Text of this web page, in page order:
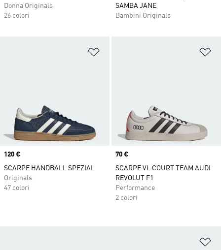
Donna Originals
26 colori
SAMBA JANE
Bambini Originals
Aggiungi alla lista dei desideri
Price
120 €
SCARPE HANDBALL SPEZIAL
Originals
47 colori
Price
70 €
SCARPE VL COURT TEAM AUDI
REVOLUT F1
Performance
2 colori